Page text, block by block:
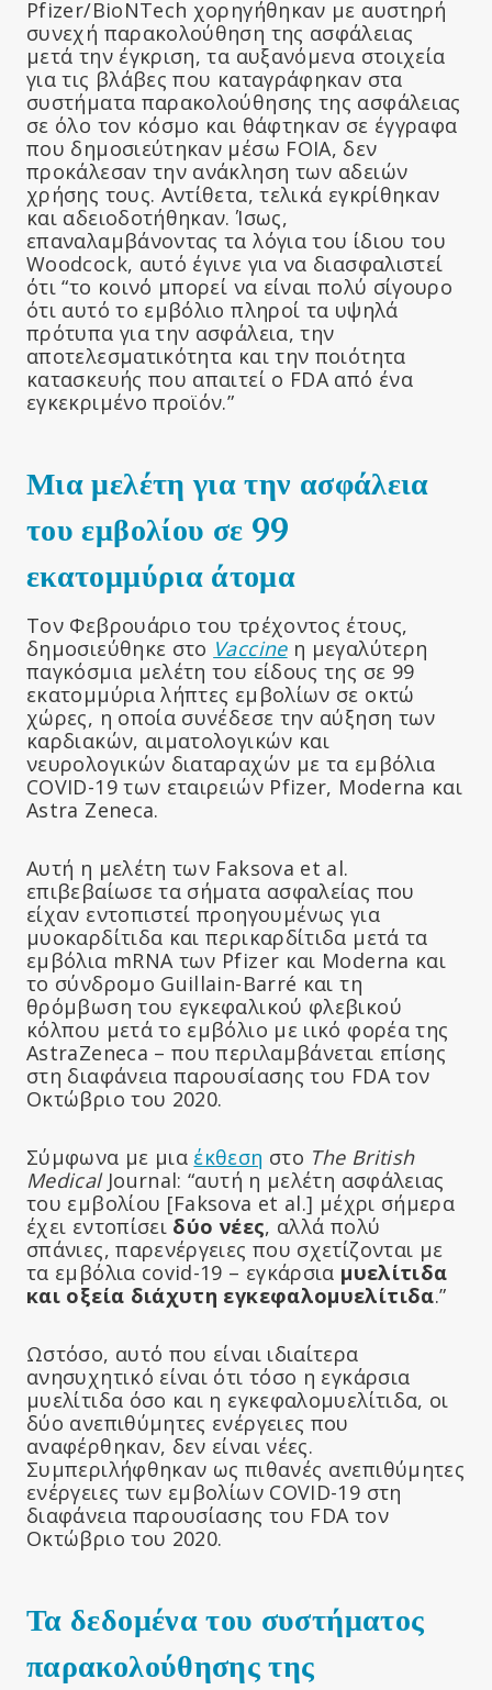
Pfizer/BioNTech χορηγήθηκαν με αυστηρή
συνεχή παρακολούθηση της ασφάλειας
μετά την έγκριση, τα αυξανόμενα στοιχεία
για τις βλάβες που καταγράφηκαν στα
συστήματα παρακολούθησης της ασφάλειας
σε όλο τον κόσμο και θάφτηκαν σε έγγραφα
που δημοσιεύτηκαν μέσω FOIA, δεν
προκάλεσαν την ανάκληση των αδειών
χρήσης τους. Αντίθετα, τελικά εγκρίθηκαν
και αδειοδοτήθηκαν. Ίσως,
επαναλαμβάνοντας τα λόγια του ίδιου του
Woodcock, αυτό έγινε για να διασφαλιστεί
ότι “το κοινό μπορεί να είναι πολύ σίγουρο
ότι αυτό το εμβόλιο πληροί τα υψηλά
πρότυπα για την ασφάλεια, την
αποτελεσματικότητα και την ποιότητα
κατασκευής που απαιτεί ο FDA από ένα
εγκεκριμένο προϊόν.”
Μια μελέτη για την ασφάλεια
του εμβολίου σε 99
εκατομμύρια άτομα
Τον Φεβρουάριο του τρέχοντος έτους,
δημοσιεύθηκε στο Vaccineη μεγαλύτερη
παγκόσμια μελέτη του είδους της σε 99
εκατομμύρια λήπτες εμβολίων σε οκτώ
χώρες, η οποία συνέδεσε την αύξηση των
καρδιακών, αιματολογικών και
νευρολογικών διαταραχών με τα εμβόλια
COVID-19 των εταιρειών Pfizer, Moderna και
Astra Zeneca.
Αυτή η μελέτη των Faksova et al.
επιβεβαίωσε τα σήματα ασφαλείας που
είχαν εντοπιστεί προηγουμένως για
μυοκαρδίτιδα και περικαρδίτιδα μετά τα
εμβόλια mRNA των Pfizer και Moderna και
το σύνδρομο Guillain-Barré και τη
θρόμβωση του εγκεφαλικού φλεβικού
κόλπου μετά το εμβόλιο με ιικό φορέα της
AstraZeneca – που περιλαμβάνεται επίσης
στη διαφάνεια παρουσίασης του FDA τον
Οκτώβριο του 2020.
Σύμφωνα με μια έκθεση στο The British
MedicalJournal: “αυτή η μελέτη ασφάλειας
του εμβολίου [Faksova et al.] μέχρι σήμερα
έχει εντοπίσει δύο νέες, αλλά πολύ
σπάνιες, παρενέργειες που σχετίζονται με
τα εμβόλια covid-19 – εγκάρσια μυελίτιδα
και οξεία διάχυτη εγκεφαλομυελίτιδα.”
Ωστόσο, αυτό που είναι ιδιαίτερα
ανησυχητικό είναι ότι τόσο η εγκάρσια
μυελίτιδα όσο και η εγκεφαλομυελίτιδα, οι
δύο ανεπιθύμητες ενέργειες που
αναφέρθηκαν, δεν είναι νέες.
Συμπεριλήφθηκαν ως πιθανές ανεπιθύμητες
ενέργειες των εμβολίων COVID-19 στη
διαφάνεια παρουσίασης του FDA τον
Οκτώβριο του 2020.
Τα δεδομένα του συστήματος
παρακολούθησης της